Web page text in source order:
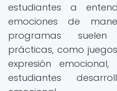
estudiantes a
emociones de
programas suelen
prácticas, como
expresión
estudiantes